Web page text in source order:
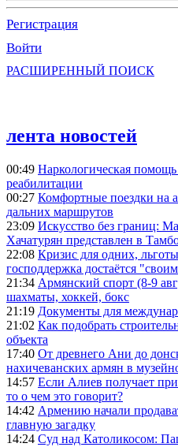
Регистрация
Войти
РАСШИРЕННЫЙ ПОИСК
лента новостей
00:49 Наркологическая
реабилитации
00:27 Комфортные поездки на
дальних маршрутов
23:09 Искусство без границ:
Хачатурян представлен в
22:08 Кризис для одних,
господдержка достаётся
21:34 Армянский спорт (8-9
шахматы, хоккей, бокс
21:19 Документы для
21:02 Как подобрать
объекта
17:40 От древнего Ани до
нахичеванских армян в
14:57 Если Алиев получает
то о чем это говорит?
14:42 Армению начали
главную загадку
14:24 Суд над Католикосом: